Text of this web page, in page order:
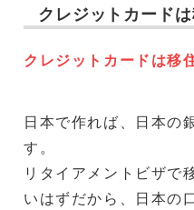
クレジットカード
クレジットカードは移
日本で作れば、日本の
す。
リタイアメントビザで
いはずだから、日本の